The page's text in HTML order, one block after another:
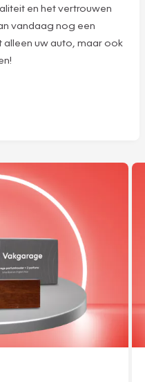
en het vertrouwen
vandaag nog een
alleen uw auto, maar ook